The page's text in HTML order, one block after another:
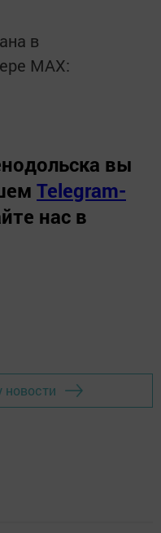
в
MАХ:
вы
Telegram-
нас в
новости